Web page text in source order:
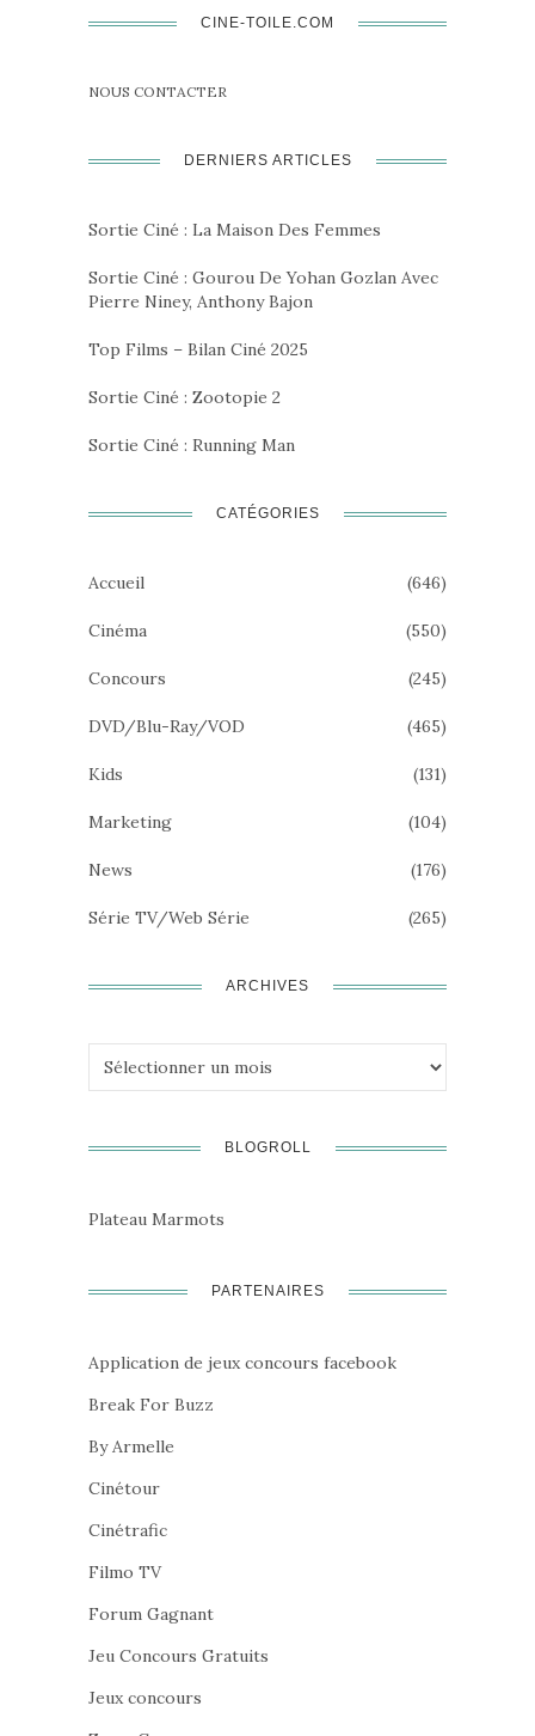
CINE-TOILE.COM
NOUS CONTACTER
DERNIERS ARTICLES
Sortie Ciné : La Maison Des Femmes
Sortie Ciné : Gourou De Yohan Gozlan Avec
Pierre Niney, Anthony Bajon
Top Films – Bilan Ciné 2025
Sortie Ciné : Zootopie 2
Sortie Ciné : Running Man
CATÉGORIES
Accueil (646)
Cinéma (550)
Concours (245)
DVD/Blu-Ray/VOD (465)
Kids (131)
Marketing (104)
News (176)
Série TV/Web Série (265)
ARCHIVES
Archives
BLOGROLL
Plateau Marmots
PARTENAIRES
Application de jeux concours facebook
Break For Buzz
By Armelle
Cinétour
Cinétrafic
Filmo TV
Forum Gagnant
Jeu Concours Gratuits
Jeux concours